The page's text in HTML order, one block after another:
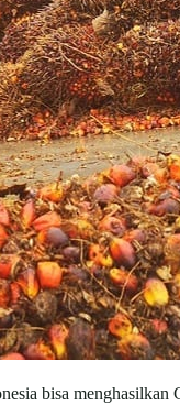
bisa